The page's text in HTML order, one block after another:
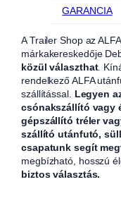
GARANCIA
A Trailer Shop az
márkakereskedője
közül választhat.
rendelkező ALFA
szállítással. Legyen
csónakszállító vagy
gépszállító tréler
szállító utánfutó,
csapatunk segít
megbízható, hosszú
biztos választás.